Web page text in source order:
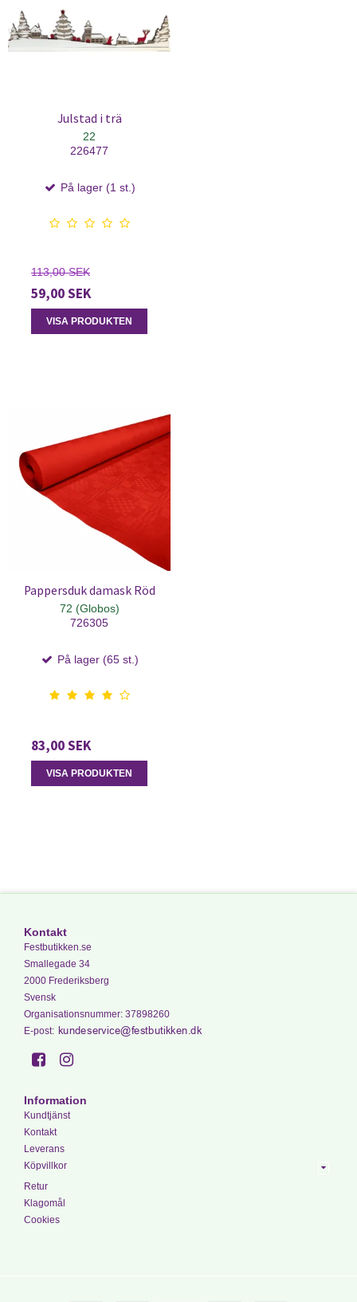
Julstad i trä
22
226477
På lager (1 st.)
113,00 SEK
59,00 SEK
VISA PRODUKTEN
Pappersduk damask Röd
72 (Globos)
726305
På lager (65 st.)
83,00 SEK
VISA PRODUKTEN
Kontakt
Festbutikken.se
Smallegade 34
2000 Frederiksberg
Svensk
Organisationsnummer: 37898260
E-post:
Information
Kundtjänst
Kontakt
Leverans
Köpvillkor
Retur
Klagomål
Cookies